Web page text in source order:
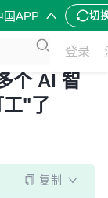
国APP 切
登录
个 AI 智
"了
复制